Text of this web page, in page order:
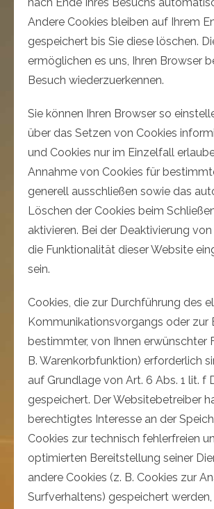
Andere Cookies bleiben auf Ihrem
gespeichert bis Sie diese löschen.
ermöglichen es uns, Ihren Browser
Besuch wiederzuerkennen.
Sie können Ihren Browser so
über das Setzen von Cookies
und Cookies nur im Einzelfall
Annahme von Cookies für
generell ausschließen sowie das
Löschen der Cookies beim
aktivieren. Bei der Deaktivierung
die Funktionalität dieser Website
sein.
Cookies, die zur Durchführung des
Kommunikationsvorgangs oder zur
bestimmter, von Ihnen erwünschter
B. Warenkorbfunktion) erforderlich
auf Grundlage von Art. 6 Abs. 1 lit. f
gespeichert. Der Websitebetreiber
berechtigtes Interesse an der
Cookies zur technisch fehlerfreien
optimierten Bereitstellung seiner
andere Cookies (z. B. Cookies zur
Surfverhaltens) gespeichert